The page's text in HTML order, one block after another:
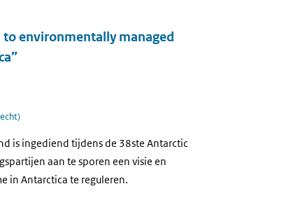
to environmentally managed
is ingediend tijdens de 38ste Antarctic
aan te sporen een visie en
in Antarctica te reguleren.